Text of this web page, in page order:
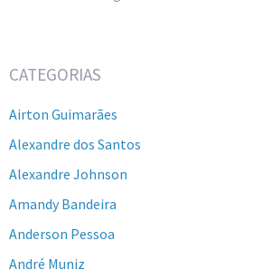
CATEGORIAS
Airton Guimarães
Alexandre dos Santos
Alexandre Johnson
Amandy Bandeira
Anderson Pessoa
André Muniz